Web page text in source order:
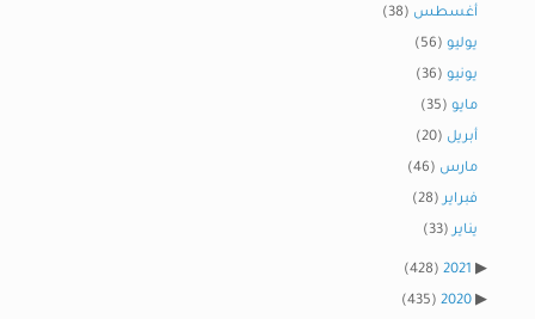
أغسطس (38)
يوليو (56)
يونيو (36)
مايو (35)
أبريل (20)
مارس (46)
فبراير(28)
يناير(33)
2021
(428)
2020
(435)